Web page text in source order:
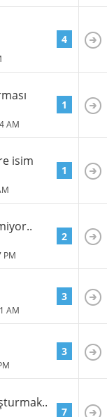
4
AM
1
isim
1
PM
2
AM
3
3
7